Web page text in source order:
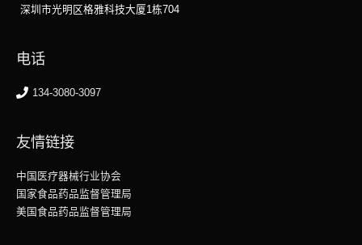
深圳市光明区格雅科技大厦1栋704
电话
134-3080-3097
友情链接
中国医疗器械行业协会
国家食品药品监督管理局
美国食品药品监督管理局